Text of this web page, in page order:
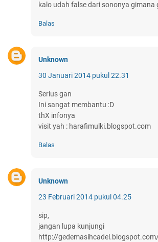
kalo udah false dari sononya gimana
Balas
Unknown
30 Januari 2014 pukul 22.31
Serius gan
Ini sangat membantu :D
thX infonya
visit yah : harafimulki.blogspot.com
Balas
Unknown
23 Februari 2014 pukul 04.25
sip,
jangan lupa kunjungi
http://